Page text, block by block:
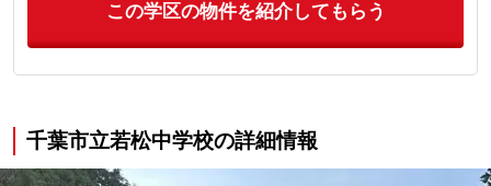
この学区の物件を紹介してもらう
千葉市立若松中学校の詳細情報